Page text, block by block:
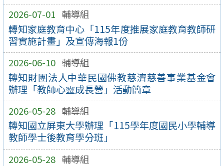
2026-07-01 輔導組
轉知家庭教育中心「115年度推展家庭教育教師研
習實施計畫」及宣傳海報1份
2026-06-10 輔導組
轉知財團法人中華民國佛教慈濟慈善事業基金會
辦理「教師心靈成長營」活動簡章
2026-05-28 輔導組
轉知國立屏東大學辦理「115學年度國民小學輔導
教師學士後教育學分班」
2026-05-28 輔導組